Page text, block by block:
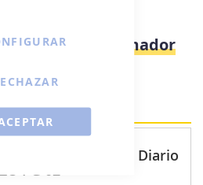
del
PG 02 - Programador
- Programador Diario
PG 02